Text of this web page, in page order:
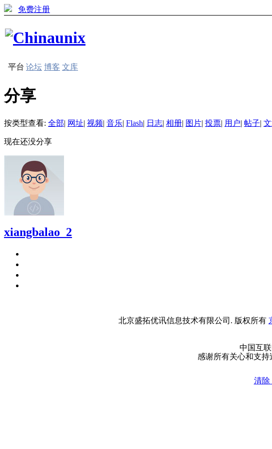
免费注册
平台 论坛 博客 文库
分享
按类型查看: 全部| 网址| 视频| 音乐| Flash| 日志| 相册| 图片| 投票| 用户| 帖子|
现在还没分享
xiangbalao_2
北京盛拓优讯信息技术有限公司. 版权所有
中国互
感谢所有关心和支持
清除